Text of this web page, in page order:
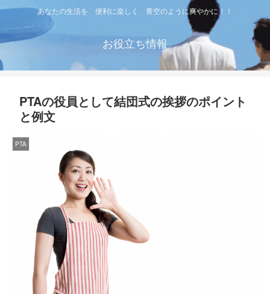
あなたの生活を 便利に楽しく 青空のように爽やかに！！
お役立ち情報
PTAの役員として結団式の挨拶のポイント
と例文
PTA